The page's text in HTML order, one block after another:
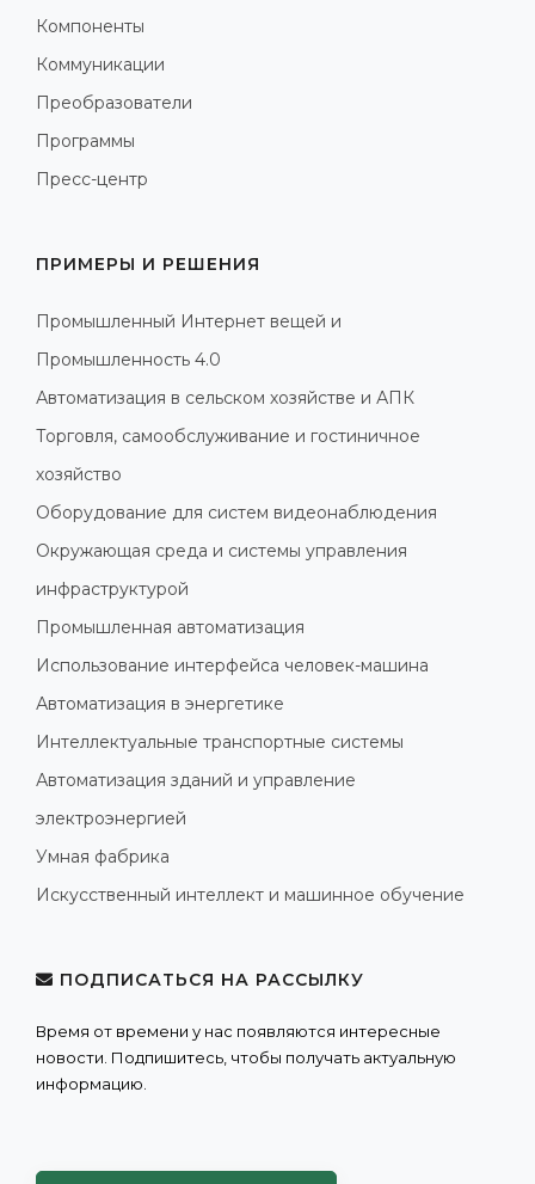
Компоненты
Коммуникации
Преобразователи
Программы
Пресс-центр
ПРИМЕРЫ И РЕШЕНИЯ
Промышленный Интернет вещей и
Промышленность 4.0
Автоматизация в сельском хозяйстве и АПК
Торговля, самообслуживание и гостиничное
хозяйство
Оборудование для систем видеонаблюдения
Окружающая среда и системы управления
инфраструктурой
Промышленная автоматизация
Использование интерфейса человек-машина
Автоматизация в энергетике
Интеллектуальные транспортные системы
Автоматизация зданий и управление
электроэнергией
Умная фабрика
Искусственный интеллект и машинное обучение
ПОДПИСАТЬСЯ НА РАССЫЛКУ
Время от времени у нас появляются интересные
новости. Подпишитесь, чтобы получать актуальную
информацию.